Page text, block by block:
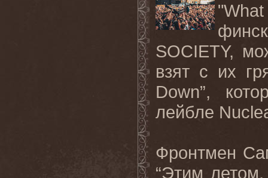
SOCIETY,
взят с их
Down”,
лейбле
Фронтмен
“Этим